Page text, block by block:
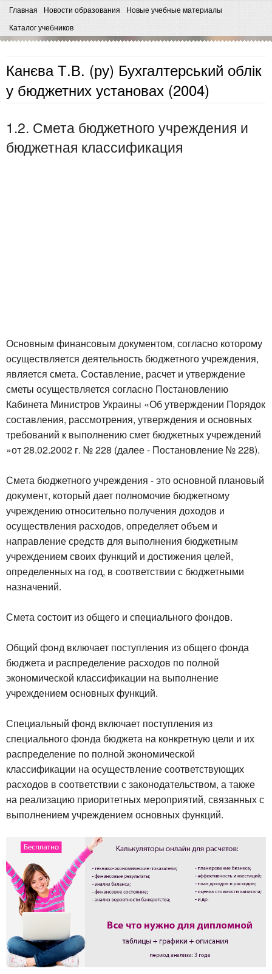
Главная Новости образования
Новые учебные материалы
Каталог учебников
Канєва Т.В. (ру) Бухгалтерський облік
у бюджетних установах (2004)
1.2. Смета бюджетного учреждения и
бюджетная классификация
Основным финансовым документом, согласно которому
осуществляется деятельность бюджетного учреждения,
является смета. Составление, расчет и утверждение
сметы осуществляется согласно Постановлению
Кабинета Министров Украины «Об утверждении Порядок
составления, рассмотрения, утверждения и основных
требований к выполнению смет бюджетных учреждений
»от 28.02.2002 г. № 228 (далее - Постановление № 228).
Смета бюджетного учреждения - это основной плановый
документ, который дает полномочие бюджетному
учреждению относительно получения доходов и
осуществления расходов, определяет объем и
направление средств для выполнения бюджетным
учреждением своих функций и достижения целей,
определенных на год, в соответствии с бюджетными
назначений.
Смета состоит из общего и специального фондов.
Общий фонд включает поступления из общего фонда
бюджета и распределение расходов по полной
экономической классификации на выполнение
учреждением основных функций.
Специальный фонд включает поступления из
специального фонда бюджета на конкретную цели и их
распределение по полной экономической
классификации на осуществление соответствующих
расходов в соответствии с законодательством, а также
на реализацию приоритетных мероприятий, связанных с
выполнением учреждением основных функций.